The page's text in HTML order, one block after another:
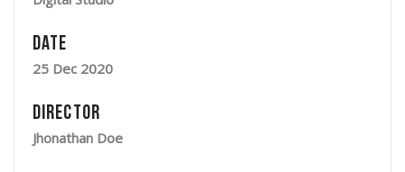
Date
25 Dec 2020
Director
Jhonathan Doe